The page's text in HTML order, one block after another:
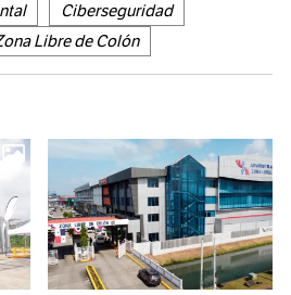
Ciberseguridad
Libre de Colón